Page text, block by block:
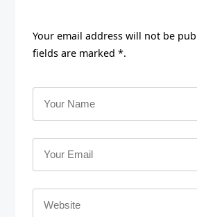
Your email address will not be
fields are marked *.